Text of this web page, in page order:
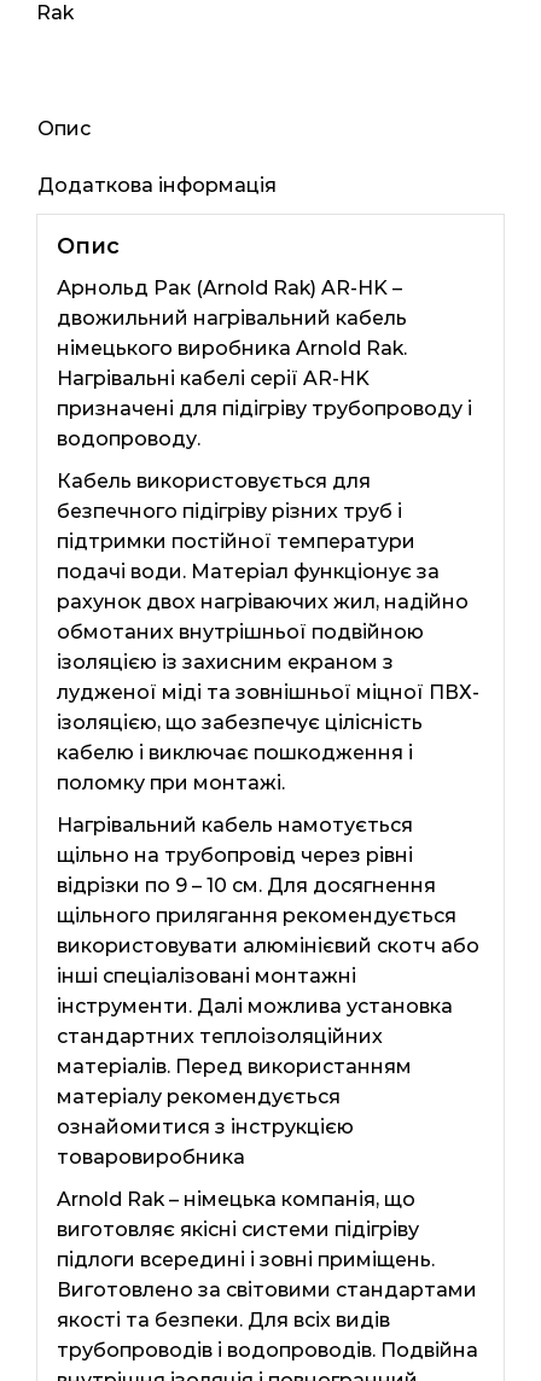
Rak
Опис
Додаткова інформація
Опис
Арнольд Рак (Arnold Rak) AR-HK –
двожильний нагрівальний кабель
німецького виробника Arnold Rak.
Нагрівальні кабелі серії AR-HK
призначені для підігріву трубопроводу і
водопроводу.
Кабель використовується для
безпечного підігріву різних труб і
підтримки постійної температури
подачі води. Матеріал функціонує за
рахунок двох нагріваючих жил, надійно
обмотаних внутрішньої подвійною
ізоляцією із захисним екраном з
лудженої міді та зовнішньої міцної ПВХ-
ізоляцією, що забезпечує цілісність
кабелю і виключає пошкодження і
поломку при монтажі.
Нагрівальний кабель намотується
щільно на трубопровід через рівні
відрізки по 9 – 10 см. Для досягнення
щільного прилягання рекомендується
використовувати алюмінієвий скотч або
інші спеціалізовані монтажні
інструменти. Далі можлива установка
стандартних теплоізоляційних
матеріалів. Перед використанням
матеріалу рекомендується
ознайомитися з інструкцією
товаровиробника
Arnold Rak – німецька компанія, що
виготовляє якісні системи підігріву
підлоги всередині і зовні приміщень.
Виготовлено за світовими стандартами
якості та безпеки. Для всіх видів
трубопроводів і водопроводів. Подвійна